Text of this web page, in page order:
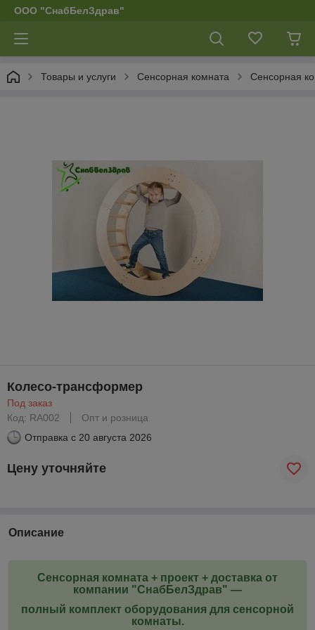
ООО "СнабБелЗдрав"
Товары и услуги Сенсорная комната Сенсорная
Колесо-трансформер
Под заказ
Код: RA002
Опт и розница
Отправка с 20 августа 2026
Цену уточняйте
Описание
Сенсорная комната + проект + доставка от
компании "СнабБелЗдрав" ―
полный комплект оборудования для сенсорной
комнаты.